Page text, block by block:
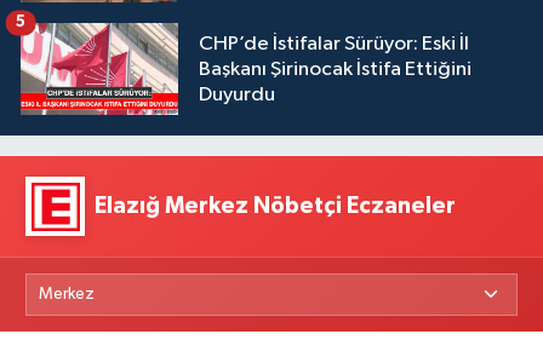
CHP’de İstifalar Sürüyor: Eski İl
Başkanı Şirinocak İstifa Ettiğini
Duyurdu
5
Elazığ Merkez Nöbetçi Eczaneler